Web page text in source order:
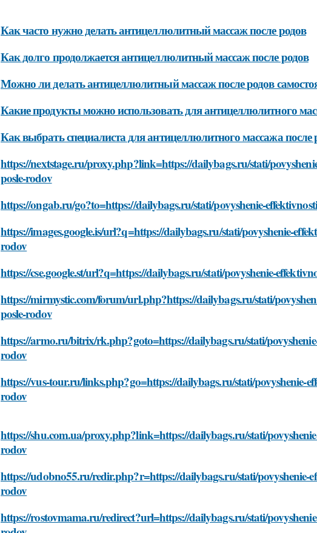
Как часто нужно делать антицеллюлитный массаж после родов
Как долго продолжается антицеллюлитный массаж после родов
Можно ли делать антицеллюлитный массаж после родов
Какие продукты можно использовать для антицеллюлитного
Как выбрать специалиста для антицеллюлитного массажа после
https://nextstage.ru/proxy.php?link=https://dailybags.ru/stati/
posle-rodov
https://ongab.ru/go?to=https://dailybags.ru/stati/povyshenie-
https://images.google.is/url?q=https://dailybags.ru/stati/povyshenie-
rodov
https://cse.google.st/url?q=https://dailybags.ru/stati/povyshenie-
https://mirmystic.com/forum/url.php?https://dailybags.ru/stati/
posle-rodov
https://armo.ru/bitrix/rk.php?goto=https://dailybags.ru/stati/
rodov
https://vus-tour.ru/links.php?go=https://dailybags.ru/stati/povyshenie-
rodov
https://shu.com.ua/proxy.php?link=https://dailybags.ru/stati/
rodov
https://udobno55.ru/redir.php?r=https://dailybags.ru/stati/povyshenie-
rodov
https://rostovmama.ru/redirect?url=https://dailybags.ru/stati/